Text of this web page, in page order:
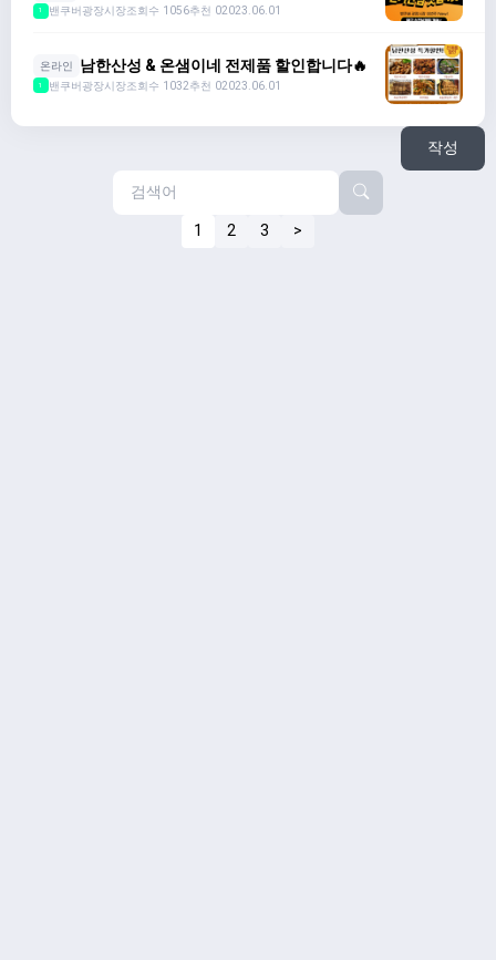
1 밴쿠버광장시장조회수 1056추천 02023.06.01
온라인 남한산성 & 온샘이네 전제품 할인합니다🔥
1 밴쿠버광장시장조회수 1032추천 02023.06.01
작성
1 2 3 >